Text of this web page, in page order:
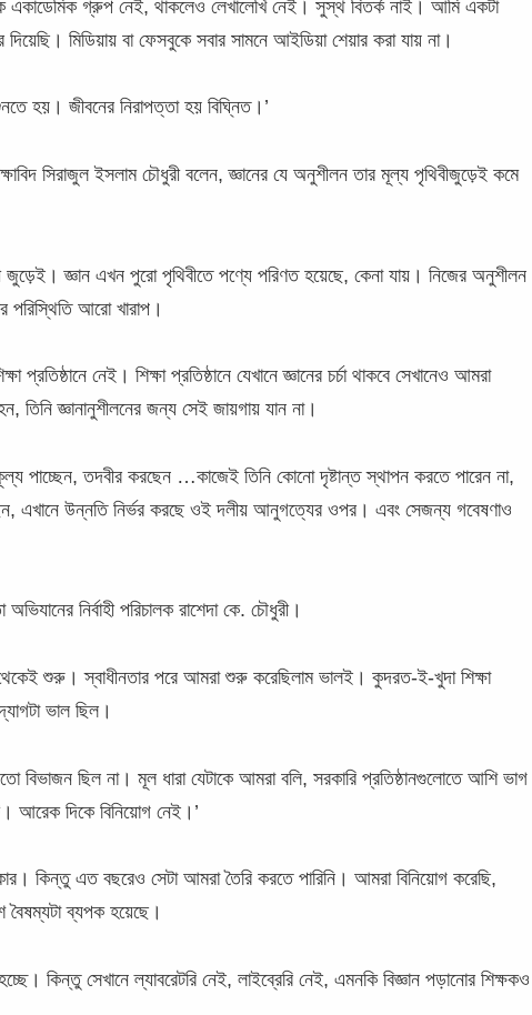
একাডেমিক গ্রুপ নেই, থাকলেও লেখালেখি নেই। সুস্থ বিতর্ক নাই। আমি একটা
মিডিয়ায় বা ফেসবুকে সবার সামনে আইডিয়া শেয়ার করা যায় না।
হয়। জীবনের নিরাপত্তা হয় বিঘ্নিত।’
সিরাজুল ইসলাম চৌধুরী বলেন, জ্ঞানের যে অনুশীলন তার মূল্য পৃথিবীজুড়েই কমে
জুড়েই। জ্ঞান এখন পুরো পৃথিবীতে পণ্যে পরিণত হয়েছে, কেনা যায়। নিজের অনুশীলন
পরিস্থিতি আরো খারাপ।
নেই। শিক্ষা প্রতিষ্ঠানে যেখানে জ্ঞানের চর্চা থাকবে সেখানেও আমরা
তিনি জ্ঞানানুশীলনের জন্য সেই জায়গায় যান না।
পাচ্ছেন, তদবীর করছেন …কাজেই তিনি কোনো দৃষ্টান্ত স্থাপন করতে পারেন না,
এখানে উন্নতি নির্ভর করছে ওই দলীয় আনুগত্যের ওপর। এবং সেজন্য গবেষণাও
নির্বাহী পরিচালক রাশেদা কে. চৌধুরী।
শুরু। স্বাধীনতার পরে আমরা শুরু করেছিলাম ভালই। কুদরত-ই-খুদা শিক্ষা
ভাল ছিল।
ছিল না। মূল ধারা যেটাকে আমরা বলি, সরকারি প্রতিষ্ঠানগুলোতে আশি ভাগ
আরেক দিকে বিনিয়োগ নেই।’
কিন্তু এত বছরেও সেটা আমরা তৈরি করতে পারিনি। আমরা বিনিয়োগ করেছি,
বৈষম্যটা ব্যপক হয়েছে।
কিন্তু সেখানে ল্যাবরেটরি নেই, লাইব্রেরি নেই, এমনকি বিজ্ঞান পড়ানোর শিক্ষকও